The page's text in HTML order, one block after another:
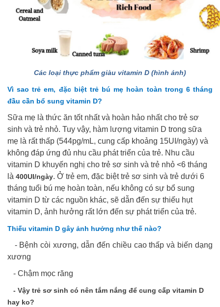
Các loại thực phẩm giàu vitamin D (hình ảnh)
Vì sao trẻ em, đặc biệt trẻ bú mẹ hoàn toàn trong 6 tháng
đầu cần bổ sung vitamin D?
Sữa mẹ là thức ăn tốt nhất và hoàn hảo nhất cho trẻ sơ
sinh và trẻ nhỏ. Tuy vậy, hàm lượng vitamin D trong sữa
mẹ là rất thấp (544pg/mL, cung cấp khoảng 15UI/ngày) và
không đáp ứng đủ nhu cầu phát triển của trẻ. Nhu cầu
vitamin D khuyến nghị cho trẻ sơ sinh và trẻ nhỏ <6 tháng
là 400UI/ngày. Ở trẻ em, đặc biệt trẻ sơ sinh và trẻ dưới 6
tháng tuổi bú mẹ hoàn toàn, nếu không có sự bổ sung
vitamin D từ các nguồn khác, sẽ dẫn đến sự thiếu hụt
vitamin D, ảnh hưởng rất lớn đến sự phát triển của trẻ.
Thiếu vitamin D gây ảnh hưởng như thế nào?
- Bệnh còi xương, dẫn đến chiều cao thấp và biến dạng
xương
- Chậm mọc răng
- Vậy trẻ sơ sinh có nên tắm nắng để cung cấp vitamin D
hay ko?